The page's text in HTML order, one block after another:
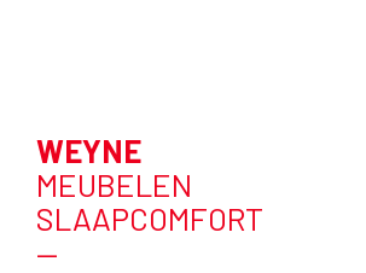
WEYNE
MEUBELEN
SLAAPCOMFORT
—